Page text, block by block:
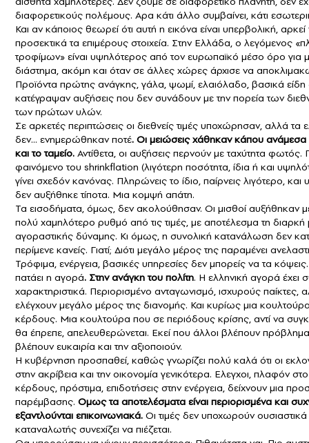
διαφορετικούς πολέμους. Αρα κάτι άλλο συμβαίνει, κάτι
Και αν κάποιος θεωρεί ότι αυτή η εικόνα είναι υπερβολική, αρκεί
προσεκτικά τα επιμέρους στοιχεία. Στην Ελλάδα, ο λεγόμενος
τροφίμων» είναι υψηλότερος από τον ευρωπαϊκό μέσο όρο για
διάστημα, ακόμη και όταν σε άλλες χώρες άρχισε να
Προϊόντα πρώτης ανάγκης, γάλα, ψωμί, ελαιόλαδο, βασικά είδη
κατέγραψαν αυξήσεις που δεν συνάδουν με την πορεία των
των πρώτων υλών.
Σε αρκετές περιπτώσεις οι διεθνείς τιμές υποχώρησαν, αλλά τα
δεν… ενημερώθηκαν ποτέ. Οι μειώσεις χάθηκαν κάπου
και το ταμείο. Αντίθετα, οι αυξήσεις περνούν με ταχύτητα
φαινόμενο του shrinkflation (λιγότερη ποσότητα, ίδια ή και
γίνει σχεδόν κανόνας. Πληρώνεις το ίδιο, παίρνεις λιγότερο, και
δεν αυξήθηκε τίποτα. Μια κομψή απάτη.
Τα εισοδήματα, όμως, δεν ακολούθησαν. Οι μισθοί αυξήθηκαν
πολύ χαμηλότερο ρυθμό από τις τιμές, με αποτέλεσμα τη διαρκή
αγοραστικής δύναμης. Κι όμως, η συνολική κατανάλωση δεν
περίμενε κανείς. Γιατί; Διότι μεγάλο μέρος της παραμένει
Τρόφιμα, ενέργεια, βασικές υπηρεσίες δεν μπορείς να τα
πατάει η αγορά. Στην ανάγκη του πολίτη. Η ελληνική αγορά έχει
χαρακτηριστικά. Περιορισμένο ανταγωνισμό, ισχυρούς παίκτες,
ελέγχουν μεγάλο μέρος της διανομής. Και κυρίως μια
κέρδους. Μια κουλτούρα που σε περιόδους κρίσης, αντί να
θα έπρεπε, απελευθερώνεται. Εκεί που άλλοι βλέπουν
βλέπουν ευκαιρία και την αξιοποιούν.
Η κυβέρνηση προσπαθεί, καθώς γνωρίζει πολύ καλά ότι οι
στην ακρίβεια και την οικονομία γενικότερα. Ελεγχοι, πλαφόν
κέρδους, πρόστιμα, επιδοτήσεις στην ενέργεια, δείχνουν μια
παρέμβασης. Ομως τα αποτελέσματα είναι περιορισμένα και
εξαντλούνται επικοινωνιακά. Οι τιμές δεν υποχωρούν
καταναλωτής συνεχίζει να πιέζεται.